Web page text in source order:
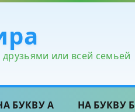
или всей семьей
БУКВУ А НА БУКВУ Б